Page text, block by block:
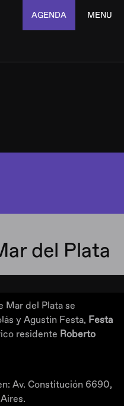
AGENDA MENU
del Plata
Mar del Plata se
y Agustín Festa, Festa
residente Roberto
Av. Constitución 6690,